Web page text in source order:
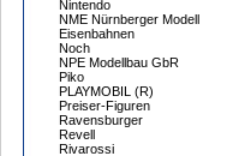
Nintendo
NME Nürnberger Modell
Eisenbahnen
Noch
NPE Modellbau GbR
Piko
PLAYMOBIL (R)
Preiser-Figuren
Ravensburger
Revell
Rivarossi